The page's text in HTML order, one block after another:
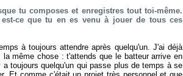
tu composes et enregistres tout toi-même.
ce que tu en es venu à jouer de tous ces
à toujours attendre après quelqu'un. J'ai déjà
même chose : t'attends que le batteur arrive en
toujours quelqu'un qui passe plus de temps à se